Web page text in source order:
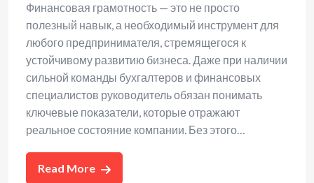
Финансовая грамотность — это не просто
полезный навык, а необходимый инструмент для
любого предпринимателя, стремящегося к
устойчивому развитию бизнеса. Даже при наличии
сильной команды бухгалтеров и финансовых
специалистов руководитель обязан понимать
ключевые показатели, которые отражают
реальное состояние компании. Без этого…
Read More